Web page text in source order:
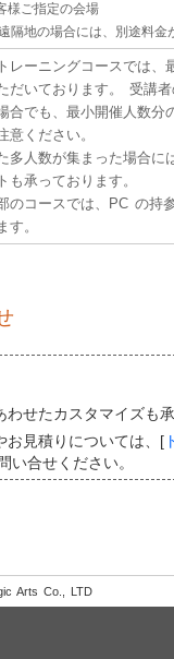
様ご指定の会場
隔地の場合には、別途料金
レーニングコースでは、
だいております。 受講
合でも、最小開催人数分
意ください。
多人数が集まった場合に
も承っております。
のコースでは、PC の持
す。
わせたカスタマイズも
お見積りについては、[
い合せください。
Arts Co., LTD